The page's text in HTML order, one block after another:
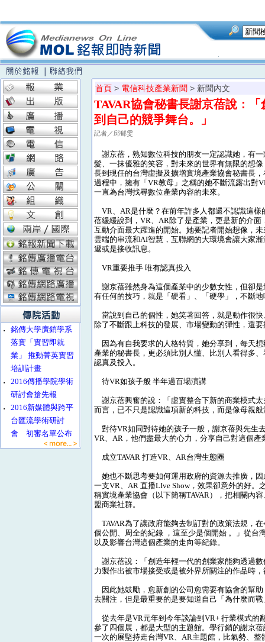
‧
銘傳大學廣銷學系
落實「實習即就
業」 推動菁英實習
培訓計畫
‧
2016傳播學院學術
研討會搶先報
‧
2016新媒體與跨平
台匯流學術研討
會 初審名單公布
首頁 > 電信科技產業新聞 > 新聞內文
TAVAR協會秘書長謝京蓓說：
到自己的競爭舞台。」
記者／邱郁雯
謝京蓓，熟知數位科技的朋友一定認識她，有
髮、一抹優雅的笑容，對未來的世界有無限的想
長到現任的台灣虛擬及擴增實境產業協會秘書長
過程中，擁有「VR教母」之稱的她不斷流露出對
一直為台灣找尋數位產業內容的未來。
VR、AR是什麼？在前年許多人都還不認識這樣
蓓緩緩說到，VR、AR除了是產業，更是新的介面
互動介面最大躍進的開始。她要記者開始想像，
雲端的串流和AI智慧，互聯網的大環境會讓大家
遞或是接收訊息。
VR重要推手 唯有認真投入
謝京蓓雖然身為這個產業中的少數女性，但卻
有任何的技巧，就是「硬看」、「硬學」，不斷
當說到自己的個性，她笑著回答，就是動作很
除了不斷跟上科技的發展、市場變動的彈性，還
因為有自我要求的人格特質，她分享到，每天
產業的秘書長，更必須比別人懂、比別人看得多
認真及投入。
待VR如孩子般 半年過百場演講
謝京蓓興奮的說：「虛實整合下新的商業模式
而言，已不只是認識這項新的科技，而是像母親
對待VR如同對待她的孩子一般，謝京蓓與先生
VR、AR，他們盡最大的心力，分享自己對這個產
成立TAVAR 打造VR、AR台灣生態圈
她也不斷思考要如何運用政府的資源去推廣，
一支VR、AR 直播LIve Show，效果卻意外的好
稱實境產業協會（以下簡稱TAVAR），把相關內
盟商業社群。
TAVAR為了讓政府能夠去制訂對的政策法規，
個公開、周全的紀錄 ，這至少是個開始 。」從
以及影響台灣這個產業的走向等紀錄。
謝京蓓說：「創造年輕一代的創業家能夠透過
力製作出被市場接受或是被外界所關注的作品時
因此她鼓勵，愈新創的公司愈需要有協會的幫
去關注，但是最重要的是要知道自己「為什麼而
從去年是VR元年到今年談論到VR+ 行業模式的
參了四個展，都是大型的主題館。學行銷的謝京
一次的展堅持走台灣VR、AR主題館，比氣勢、